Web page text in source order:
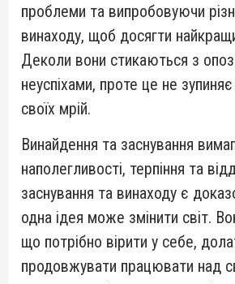
проблеми та випробовуючи
винаходу, щоб досягти
Деколи вони стикаються з
неуспіхами, проте це не зупиняє
своїх мрій.
Винайдення та заснування
наполегливості, терпіння та
заснування та винаходу є
одна ідея може змінити світ.
що потрібно вірити у себе,
продовжувати працювати над